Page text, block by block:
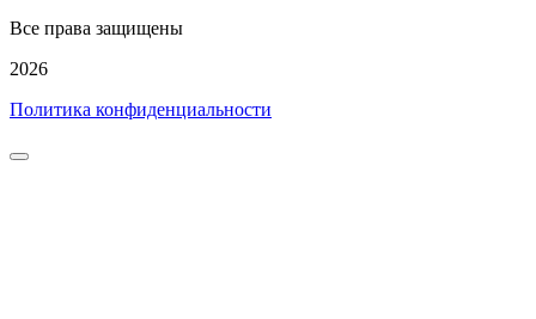
Все права защищены
2026
Политика конфиденциальности